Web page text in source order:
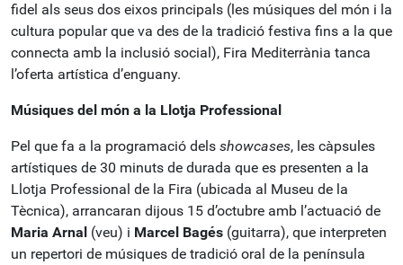
fidel als seus dos eixos principals (les músiques del món i la
cultura popular que va des de la tradició festiva fins a la que
connecta amb la inclusió social), Fira Mediterrània tanca
l’oferta artística d’enguany.
Músiques del món a la Llotja Professional
Pel que fa a la programació dels showcases, les càpsules
artístiques de 30 minuts de durada que es presenten a la
Llotja Professional de la Fira (ubicada al Museu de la
Tècnica), arrancaran dijous 15 d’octubre amb l’actuació de
Maria Arnal (veu) i Marcel Bagés (guitarra), que interpreten
un repertori de músiques de tradició oral de la península